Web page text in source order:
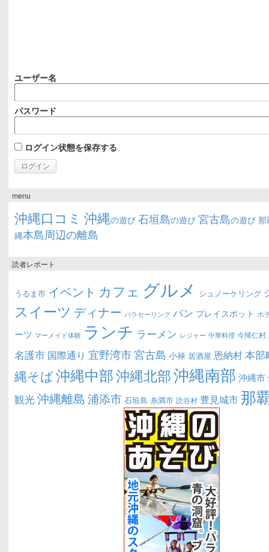
ユーザー名
パスワード
ログイン状態を保存する
menu
沖縄口コミ 沖縄の遊び 石垣島の遊び 宮古島の遊び 那
縄本島周辺の離島
読者レポート
うるま市 イベント カフェ グルメ シュノーケリング
スイーツ ディナー パラセーリング パン プレイスポット ホ
ーツ マーメイド体験 ランチ ラーメン レジャー 中華料理 今帰仁村
名護市 国際通り 宜野湾市宮古島 小禄 居酒屋 恩納村本部
縄そば沖縄中部沖縄北部沖縄南部 沖縄市
観光沖縄離島 浦添市 石垣島 糸満市 読谷村 豊見城市 那